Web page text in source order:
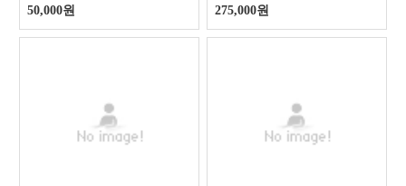
50,000원
275,000원